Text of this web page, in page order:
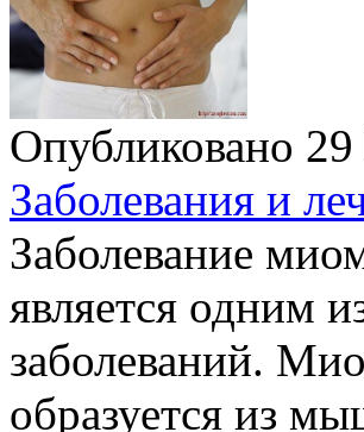
Опубликовано
Заболевания и
Заболевание
является одним
заболеваний.
образуется из